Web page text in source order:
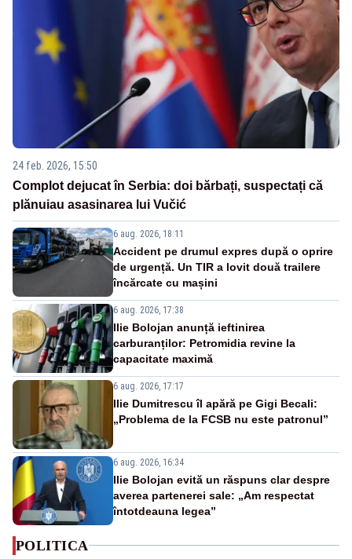
24 feb. 2026, 15:50
Complot dejucat în Serbia: doi bărbați, suspectați că
plănuiau asasinarea lui Vučić
6 aug. 2026, 18:11
Accident pe drumul expres după o oprire
de urgență. Un TIR a lovit două trailere
încărcate cu mașini
6 aug. 2026, 17:38
Ilie Bolojan anunță ieftinirea
carburanților: Petromidia revine la
capacitate maximă
6 aug. 2026, 17:17
Ilie Dumitrescu îl apără pe Gigi Becali:
„Problema de la FCSB nu este patronul”
6 aug. 2026, 16:34
Ilie Bolojan evită un răspuns clar despre
averea partenerei sale: „Am respectat
întotdeauna legea”
POLITICA